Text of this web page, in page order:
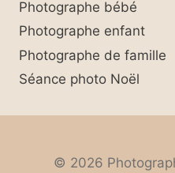
Photographe bébé
Photographe enfant
Photographe de famille
Séance photo Noël
© 2026